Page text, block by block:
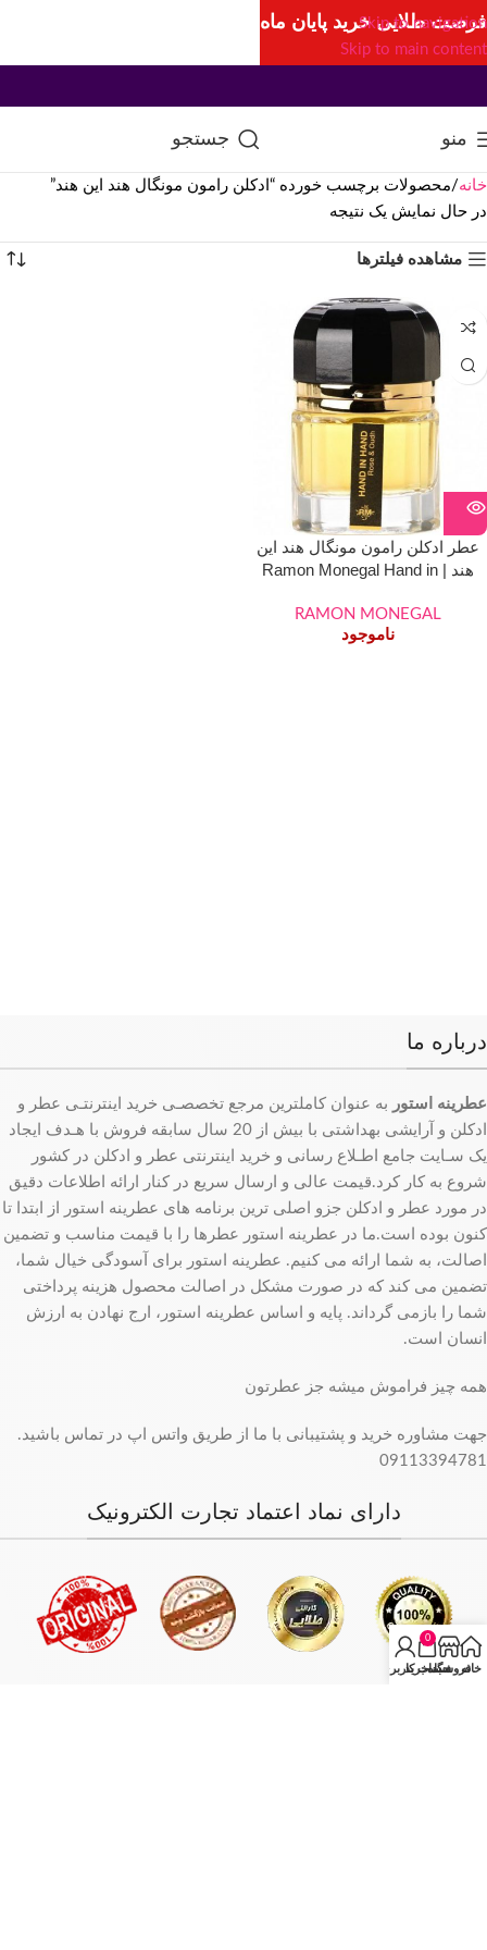
Skip to navigation
Skip to main content
منو جستجو
خانه محصولات برچسب خورده “ادکلن رامون مونگال هند این هند”
در حال نمایش یک نتیجه
مشاهده فیلترها
عطر ادکلن رامون مونگال هند این
هند | Ramon Monegal Hand in
RAMON MONEGAL
ناموجود
درباره ما
عطرینه استور به عنوان کاملترین مرجع تخصصـی خرید اینترنتـی عطر و
ادکلن و آرایشی بهداشتی با بیش از 20 سال سابقه فروش با هـدف ایجاد
یک سـایت جامع اطـلاع رسانی و خرید اینترنتی عطر و ادکلن در کشور
شروع به کار کرد.قیمت عالی و ارسال سریع در کنار ارائه اطلاعات دقیق
در مورد عطر و ادکلن جزو اصلی ترین برنامه های عطرینه استور از ابتدا تا
کنون بوده است.ما در عطرینه استور عطرها را با قیمت مناسب و تضمین
اصالت، به شما ارائه می کنیم. عطرینه استور برای آسودگی خیال شما،
تضمین می کند که در صورت مشکل در اصالت محصول هزینه پرداختی
شما را بازمی گرداند. پایه و اساس عطرینه استور، ارج نهادن به ارزش
انسان است.
همه چیز فراموش میشه جز عطرتون
جهت مشاوره خرید و پشتیبانی با ما از طریق واتس اپ در تماس باشید.
09113394781
دارای نماد اعتماد تجارت الکترونیک
فرصت طلایی خرید پایان ماه
خانهفروشگاه
0
سبد خرید
حساب کاربری من